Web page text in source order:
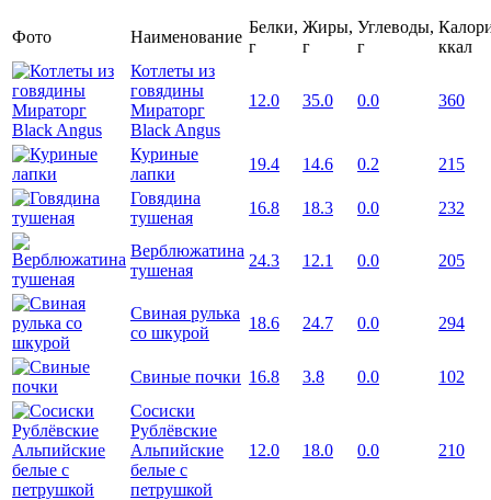
Фото Наименование
Белки,
г
Жиры,
г
Углеводы,
г
ккал
Котлеты из
говядины
Мираторг
Black Angus
12.0 35.0 0.0 360
Куриные
лапки
19.4 14.6 0.2
215
Говядина
тушеная
16.8 18.3 0.0 232
Верблюжатина
тушеная
24.3 12.1 0.0 205
Свиная рулька
со шкурой
18.6 24.7 0.0 294
Свиные почки 16.8 3.8 0.0
102
Сосиски
Рублёвские
Альпийские
белые с
петрушкой
12.0 18.0 0.0 210